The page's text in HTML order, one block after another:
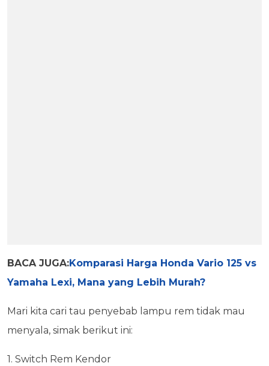
BACA JUGA:Komparasi Harga Honda Vario 125 vs
Yamaha Lexi, Mana yang Lebih Murah?
Mari kita cari tau penyebab lampu rem tidak mau
menyala, simak berikut ini:
1. Switch Rem Kendor